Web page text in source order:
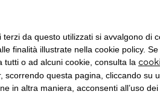
da questo utilizzati si avvalgono di
finalità illustrate nella cookie policy.
tutti o ad alcuni cookie, consulta la
scorrendo questa pagina, cliccando su
in altra maniera, acconsenti all’uso